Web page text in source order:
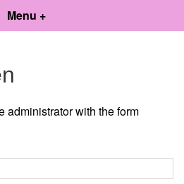
Menu +
administrator with the form